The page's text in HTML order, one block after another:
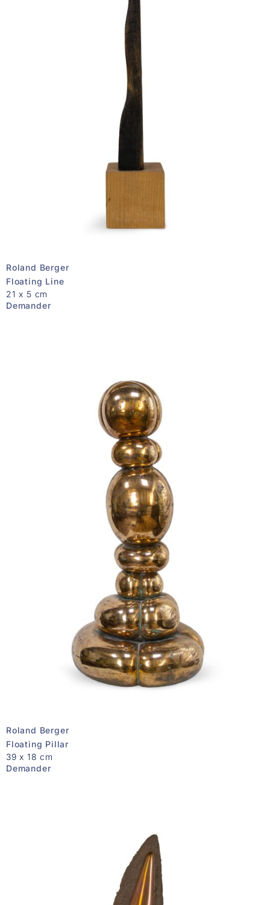
Roland Berger
Floating Line
21 x 5 cm
Demander
Roland Berger
Floating Pillar
39 x 18 cm
Demander